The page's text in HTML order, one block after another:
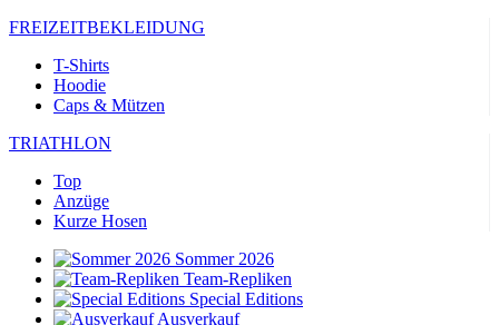
FREIZEITBEKLEIDUNG
T-Shirts
Hoodie
Caps & Mützen
TRIATHLON
Top
Anzüge
Kurze Hosen
Sommer 2026
Team-Repliken
Special Editions
Ausverkauf